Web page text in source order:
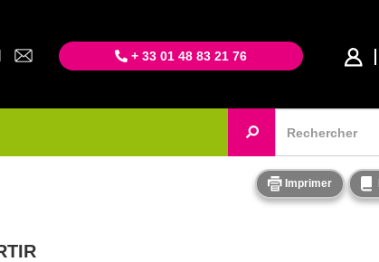
| + 33 01 48 83 21 76
Imprimer